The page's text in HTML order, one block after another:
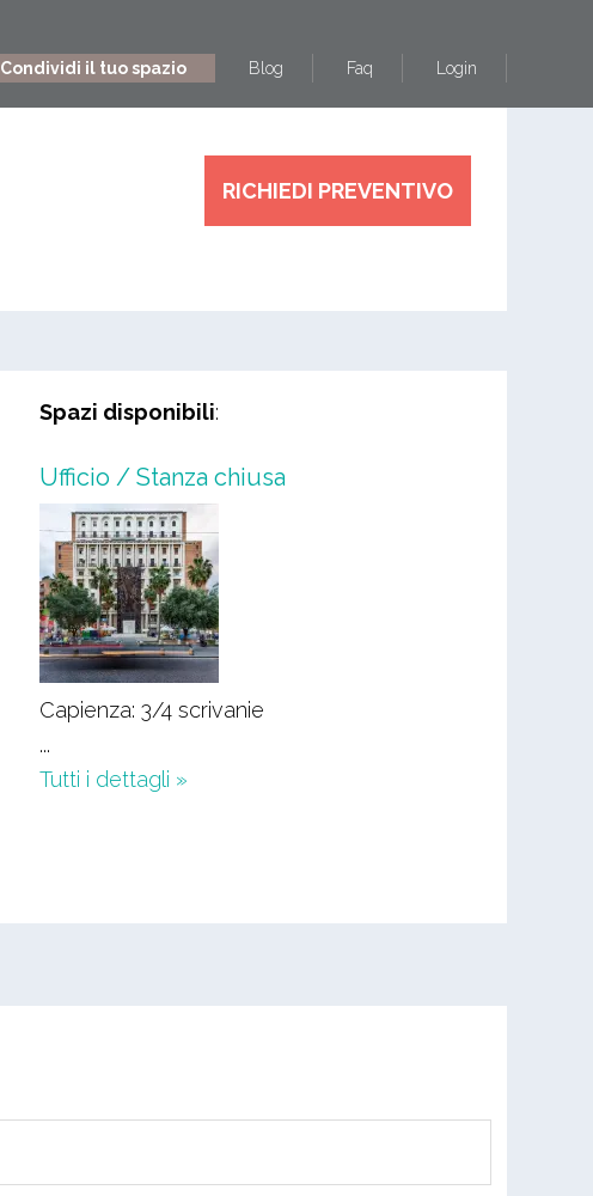
Condividi il tuo spazio Blog Faq Login
RICHIEDI PREVENTIVO
Spazi disponibili:
Ufficio / Stanza chiusa
Capienza: 3/4 scrivanie
...
Tutti i dettagli »